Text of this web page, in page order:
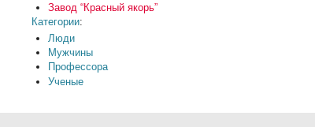
Завод “Красный якорь”
Категории:
Люди
Мужчины
Профессора
Ученые